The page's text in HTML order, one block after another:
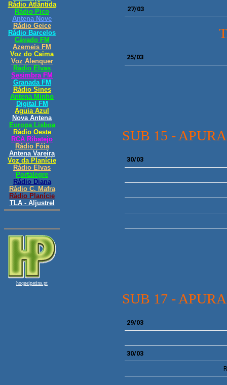
27/03
25/03
SUB 15 -
30/03
SUB 17 -
29/03
30/03